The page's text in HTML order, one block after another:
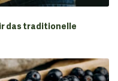
das traditionelle